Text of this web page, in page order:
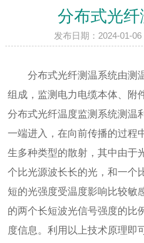
分布式光
发布日期：2024-01-
分布式光纤测温系统由测
组成，监测电力电缆本体、附
分布式光纤温度监测系统测温
一端进入，在向前传播的过程
生多种类型的散射，其中由于
个比光源波长长的光，和一个
短的光强度受温度影响比较敏
的两个长短波光信号强度的比
度信息。利用以上技术原理即